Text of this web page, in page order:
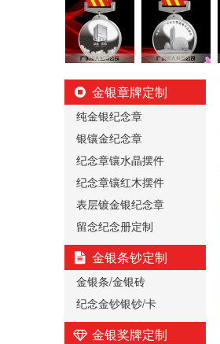
金银章牌定制
纯金银纪念章
银镶金纪念章
纪念章镶水晶摆件
纪念章镶红木摆件
表层镀金银纪念章
留念纪念册定制
金银条钞定制
金银条/金银砖
纪念金钞银钞/卡
金银奖牌定制